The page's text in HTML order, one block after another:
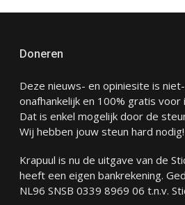
Doneren
Deze nieuws- en opiniesite is
onafhankelijk en 100% gratis voor
Dat is enkel mogelijk door de
Wij hebben jouw steun hard nodig!
Krapuul is nu de uitgave van de
heeft een eigen bankrekening.
NL96 SNSB 0339 8969 06 t.n.v.